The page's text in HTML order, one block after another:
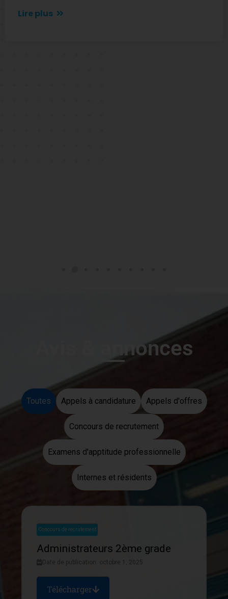
Lire plus
Avis & annonces
Toutes Appels à candidature Appels d'offres
Concours de recrutement
Examens d'apptitude professionnelle
Internes et résidents
Concours de recrutement
Administrateurs 2ème grade
Date de publication: octobre 1, 2025
Télécharger